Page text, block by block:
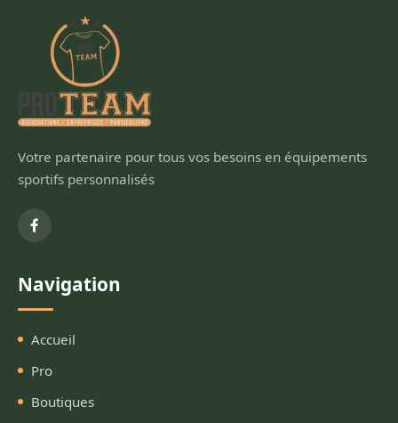
Votre partenaire pour tous vos besoins en équipements
sportifs personnalisés
Navigation
Accueil
Pro
Boutiques